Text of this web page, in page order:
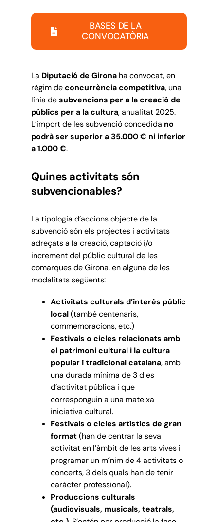
BASES DE LA
CONVOCATÒRIA
La Diputació de Gironaha convocat, en
règim deconcurrència competitiva, una
línia desubvencions per a la creació de
públics per a la cultura, anualitat 2025.
L’import de les subvenció concedida no
podrà ser superior a 35.000 € ni inferior
a 1.000 €.
Quines activitats són
subvencionables?
La tipologia d’accions objecte de la
subvenció són els projectes i activitats
adreçats a la creació, captació i/o
increment del públic cultural de les
comarques de Girona, en alguna de les
modalitats següents:
Activitats culturals d’interès públic
local(també centenaris,
commemoracions, etc.)
Festivals o cicles relacionats amb
el patrimoni cultural i la cultura
popular i tradicional catalana, amb
una durada mínima de 3 dies
d’activitat pública i que
corresponguin a una mateixa
iniciativa cultural.
Festivals o cicles artístics de gran
format(han de centrar la seva
activitat en l’àmbit de les arts vives i
programar un mínim de 4 activitats o
concerts, 3 dels quals han de tenir
caràcter professional).
Produccions culturals
(audiovisuals, musicals, teatrals,